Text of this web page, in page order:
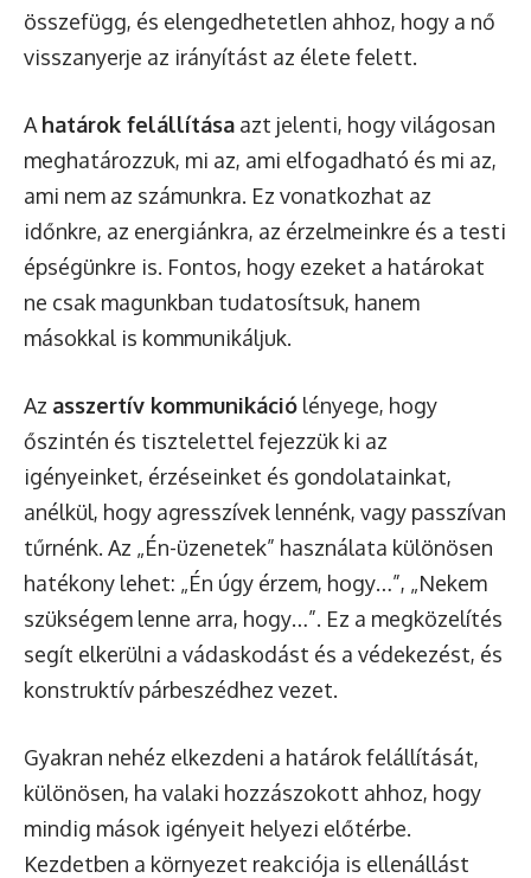
összefügg, és elengedhetetlen ahhoz, hogy a nő
visszanyerje az irányítást az élete felett.
A határok felállítása azt jelenti, hogy világosan
meghatározzuk, mi az, ami elfogadható és mi az,
ami nem az számunkra. Ez vonatkozhat az
időnkre, az energiánkra, az érzelmeinkre és a testi
épségünkre is. Fontos, hogy ezeket a határokat
ne csak magunkban tudatosítsuk, hanem
másokkal is kommunikáljuk.
Az asszertív kommunikáció lényege, hogy
őszintén és tisztelettel fejezzük ki az
igényeinket, érzéseinket és gondolatainkat,
anélkül, hogy agresszívek lennénk, vagy passzívan
tűrnénk. Az „Én-üzenetek” használata különösen
hatékony lehet: „Én úgy érzem, hogy…”, „Nekem
szükségem lenne arra, hogy…”. Ez a megközelítés
segít elkerülni a vádaskodást és a védekezést, és
konstruktív párbeszédhez vezet.
Gyakran nehéz elkezdeni a határok felállítását,
különösen, ha valaki hozzászokott ahhoz, hogy
mindig mások igényeit helyezi előtérbe.
Kezdetben a környezet reakciója is ellenállást